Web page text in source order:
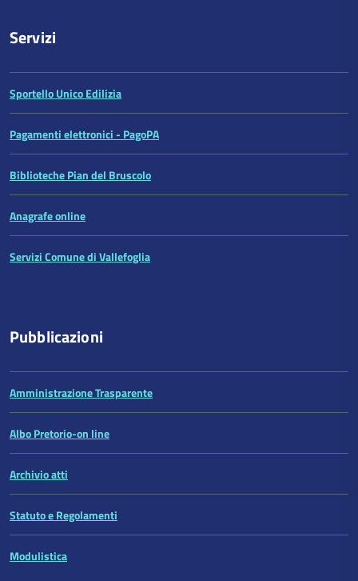
Servizi
Sportello Unico Edilizia
Pagamenti elettronici - PagoPA
Biblioteche Pian del Bruscolo
Anagrafe online
Servizi Comune di Vallefoglia
Pubblicazioni
Amministrazione Trasparente
Albo Pretorio-on line
Archivio atti
Statuto e Regolamenti
Modulistica